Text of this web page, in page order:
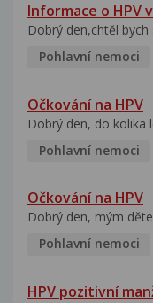
Informace o HPV
Dobrý den,chtěl
Pohlavní nemoci
Očkování na HPV
Dobrý den, do kolika
Pohlavní nemoci
Očkování na HPV
Dobrý den, mým
Pohlavní nemoci
HPV pozitivní